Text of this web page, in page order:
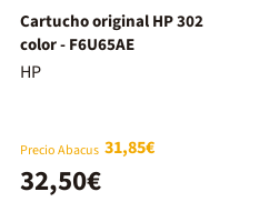
Cartucho original HP 302
color - F6U65AE
HP
Precio Abacus 31,85€
32,50€